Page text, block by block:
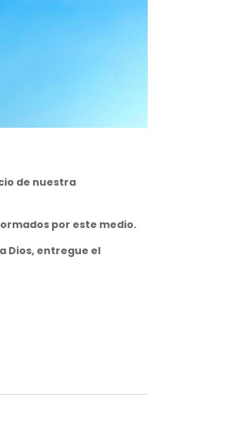
de nuestra
por este medio.
Dios, entregue el